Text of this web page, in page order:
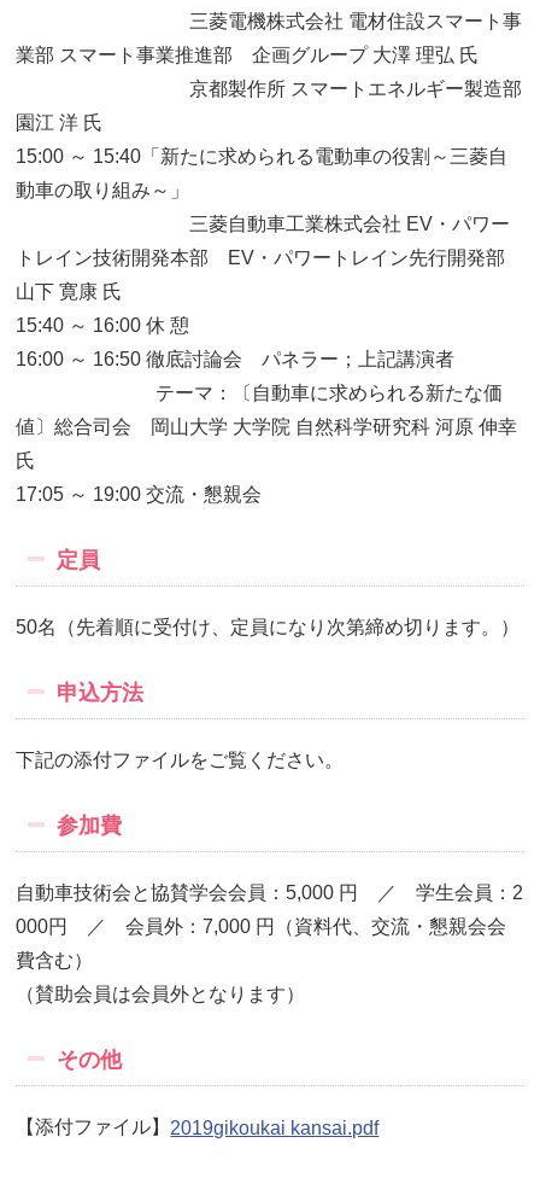
三菱電機株式会社 電材住設スマート事
業部 スマート事業推進部 企画グループ 大澤 理弘 氏
京都製作所 スマートエネルギー製造部
園江 洋 氏
15:00 ～ 15:40「新たに求められる電動車の役割～三菱自
動車の取り組み～」
三菱自動車工業株式会社 EV・パワー
トレイン技術開発本部 EV・パワートレイン先行開発部
山下 寛康 氏
15:40 ～ 16:00 休 憩
16:00 ～ 16:50 徹底討論会 パネラー；上記講演者
テーマ：〔自動車に求められる新たな価
値〕総合司会 岡山大学 大学院 自然科学研究科 河原 伸幸
氏
17:05 ～ 19:00 交流・懇親会
定員
50名（先着順に受付け、定員になり次第締め切ります。）
申込方法
下記の添付ファイルをご覧ください。
参加費
自動車技術会と協賛学会会員：5,000 円 ／ 学生会員：2
000円 ／ 会員外：7,000 円（資料代、交流・懇親会会
費含む）
（賛助会員は会員外となります）
その他
【添付ファイル】 2019gikoukai kansai.pdf